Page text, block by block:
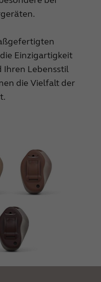
Österreich
Einzigartigkeit
Ihren Lebensstil
die Vielfalt der